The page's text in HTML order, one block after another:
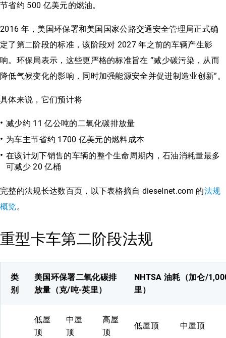
节省约 500 亿美元的燃油。
2016 年，美国环保署和美国国家公路交通安全管理局正式确
定了第二阶段的标准，该阶段对 2027 年之前的车辆产生影
响。环保局表示，这些更严格的标准旨在 “减少碳污染，从而
降低气候变化的影响，同时加强能源安全并促进制造业创新”。
具体来说，它们预计将
减少约 11 亿公吨的二氧化碳排放量
为车主节省约 1700 亿美元的燃料成本
在该计划下销售的车辆的整个生命周期内，石油消耗量最多
可减少 20 亿桶
完整的法规长达数百页，以下表格摘自 dieselnet.com 的法规
概览。
重型卡车第二阶段法规
类
别
美国环保署二氧化碳排
放量（克/吨-英里）
NHTSA 油耗（加仑/
里）
低屋
顶
中屋
顶
高屋
顶
低屋顶 中屋顶